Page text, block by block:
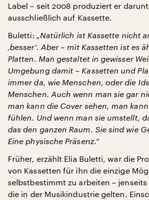
Label – seit 2008 produziert er
ausschließlich auf Kassette.
Buletti: „Natürlich ist Kassette nicht
‚besser‘. Aber – mit Kassetten ist es
Platten. Man gestaltet in gewisser
Umgebung damit – Kassetten und
immer da, wie Menschen, oder die
Menschen. Auch wenn man sie gar
man kann die Cover sehen, man
fühlen. Und wenn man sie umstellt,
das den ganzen Raum. Sie sind wie
Eine physische Präsenz.“
Früher, erzählt Elia Buletti, war die
von Kassetten für ihn die einzige
selbstbestimmt zu arbeiten – jenseits
die in der Musikindustrie gelten.